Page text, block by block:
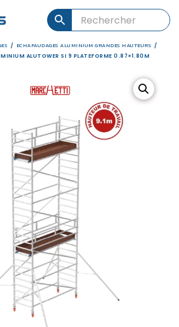
/ ECHAFAUDAGES ALUMINIUM GRANDES HAUTEURS /
ALUTOWER SI 9 PLATEFORME 0.87×1.80M